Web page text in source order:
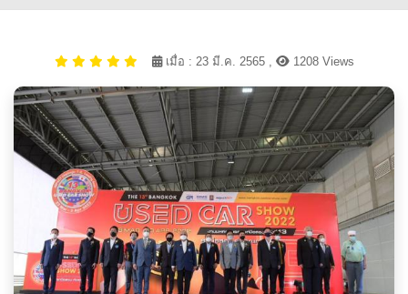
เมื่อ : 23 มี.ค. 2565 , 1208 Views